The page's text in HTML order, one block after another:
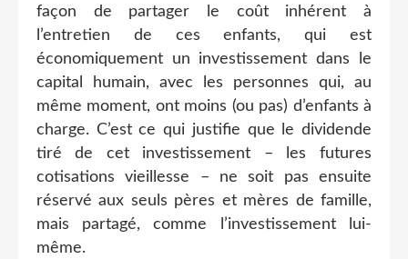
façon de partager le coût inhérent à
l’entretien de ces enfants, qui est
économiquement un investissement dans le
capital humain, avec les personnes qui, au
même moment, ont moins (ou pas) d’enfants à
charge. C’est ce qui justifie que le dividende
tiré de cet investissement – les futures
cotisations vieillesse – ne soit pas ensuite
réservé aux seuls pères et mères de famille,
mais partagé, comme l’investissement lui-
même.